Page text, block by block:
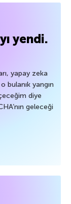
yendi.
yapay zeka
bulanık yangın
diye
geleceği